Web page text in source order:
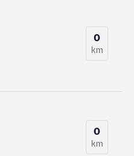
0
km
0
km